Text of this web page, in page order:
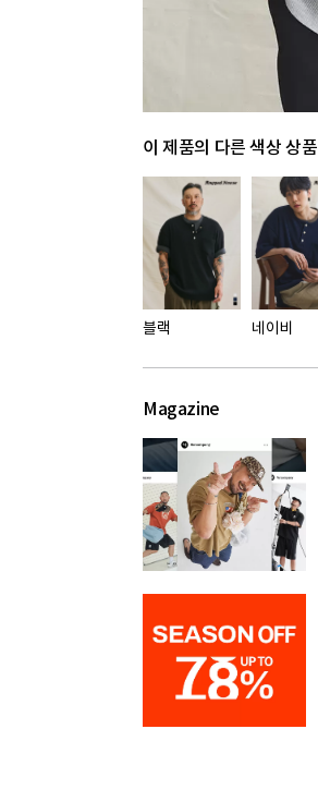
이 제품의 다른 색상 상품
블랙 네이비
Magazine